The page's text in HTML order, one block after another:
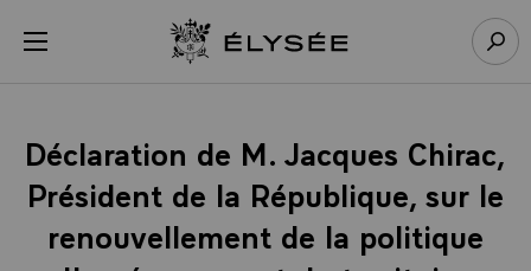
menu Retour à l’accueil Élysée
Déclaration de M. Jacques Chirac,
Président de la République, sur le
renouvellement de la politique
Panneau de gestion des cookies